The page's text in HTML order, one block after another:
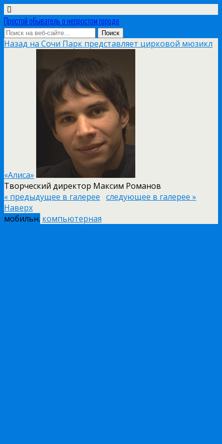
Простой обыватель о непростом городе
Назад на Сочи Парк представляет цирковой мюзикл
«Алиса»
Творческий директор Максим Романов
« предыдущее в галерее следующее в галерее »
Наверх
мобильн. компьютерная